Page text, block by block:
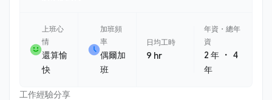
上班心
情
還算愉
快
加班頻
率
偶爾加
班
日均工時
9 hr
年資・總年
資
2 年 ・4
年
工作經驗分享